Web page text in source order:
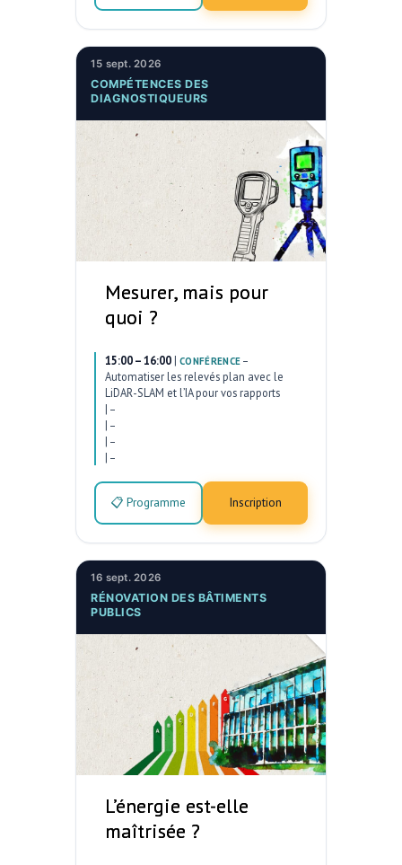
15 sept. 2026
COMPÉTENCES DES
DIAGNOSTIQUEURS
Mesurer, mais pour
quoi ?
15:00 – 16:00 | CONFÉRENCE –
Automatiser les relevés plan avec le
LiDAR-SLAM et l’IA pour vos rapports
| –
| –
| –
| –
📋 Programme Inscription
16 sept. 2026
RÉNOVATION DES BÂTIMENTS
PUBLICS
L’énergie est-elle
maîtrisée ?